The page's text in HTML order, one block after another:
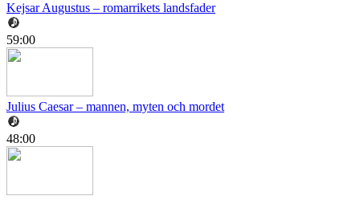
Kejsar Augustus – romarrikets landsfader
59:00
Julius Caesar – mannen, myten och mordet
48:00